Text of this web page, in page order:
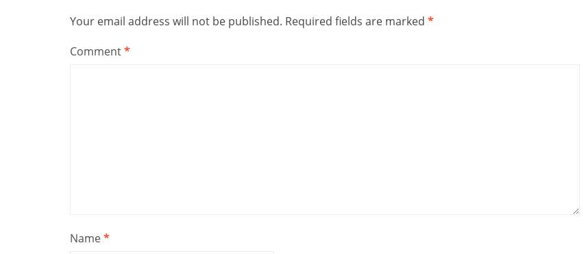
Your email address will not be published. Required fields are marked *
Comment*
Name*